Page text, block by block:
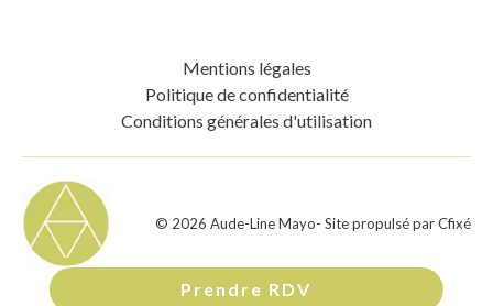
Prendre RDV
Mentions légales
Politique de confidentialité
Conditions générales d'utilisation
© 2026 Aude-Line Mayo- Site propulsé parCfixé